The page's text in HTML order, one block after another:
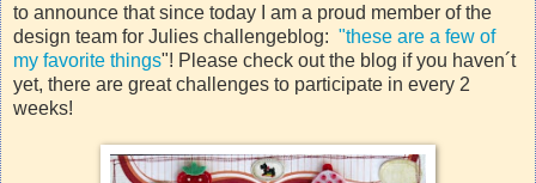
to announce that since today I am a proud member of the
design team for Julies challengeblog: "these are a few of
my favorite things"! Please check out the blog if you haven´t
yet, there are great challenges to participate in every 2
weeks!